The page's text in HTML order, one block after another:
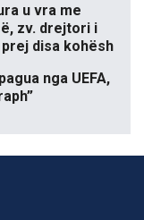
u vra me
zv. drejtori i
disa kohësh
nga UEFA,